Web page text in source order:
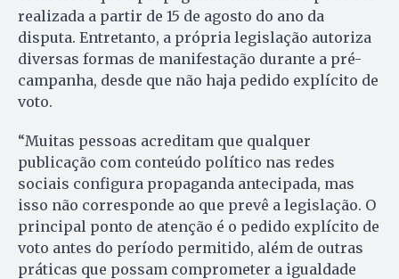
realizada a partir de 15 de agosto do ano da
disputa. Entretanto, a própria legislação autoriza
diversas formas de manifestação durante a pré-
campanha, desde que não haja pedido explícito de
voto.
“Muitas pessoas acreditam que qualquer
publicação com conteúdo político nas redes
sociais configura propaganda antecipada, mas
isso não corresponde ao que prevê a legislação. O
principal ponto de atenção é o pedido explícito de
voto antes do período permitido, além de outras
práticas que possam comprometer a igualdade